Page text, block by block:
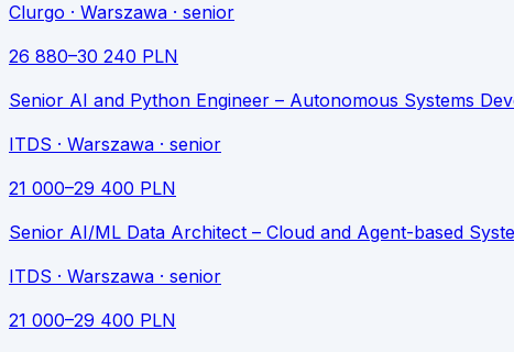
Clurgo · Warszawa · senior
26 880–30 240 PLN
Senior AI and Python Engineer – Autonomous Systems
ITDS · Warszawa · senior
21 000–29 400 PLN
Senior AI/ML Data Architect – Cloud and Agent-based
ITDS · Warszawa · senior
21 000–29 400 PLN